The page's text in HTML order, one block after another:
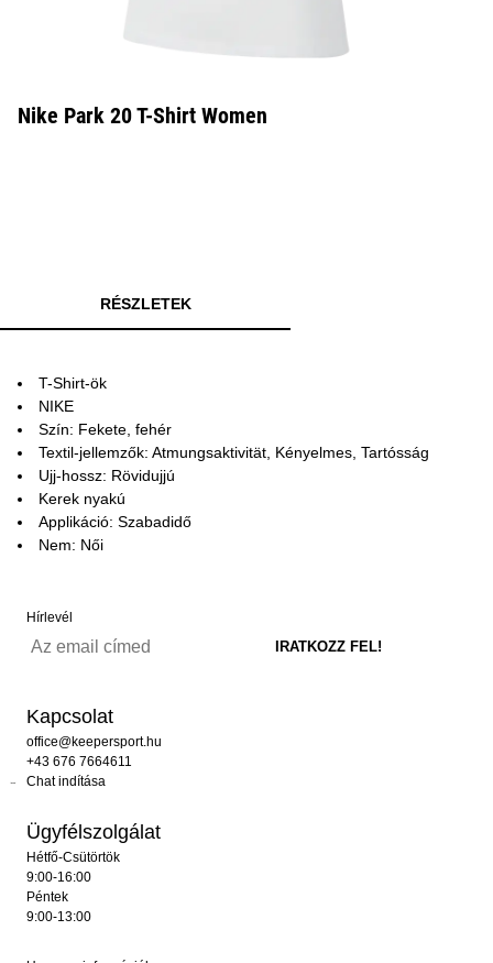
Nike Park 20 T-Shirt Women
RÉSZLETEK
T-Shirt-ök
NIKE
Szín: Fekete, fehér
Textil-jellemzők: Atmungsaktivität, Kényelmes, Tartósság
Ujj-hossz: Rövidujjú
Kerek nyakú
Applikáció: Szabadidő
Nem: Női
Hírlevél
Kapcsolat
office@keepersport.hu
+43 676 7664611
Chat indítása
Ügyfélszolgálat
Hétfő-Csütörtök
9:00-16:00
Péntek
9:00-13:00